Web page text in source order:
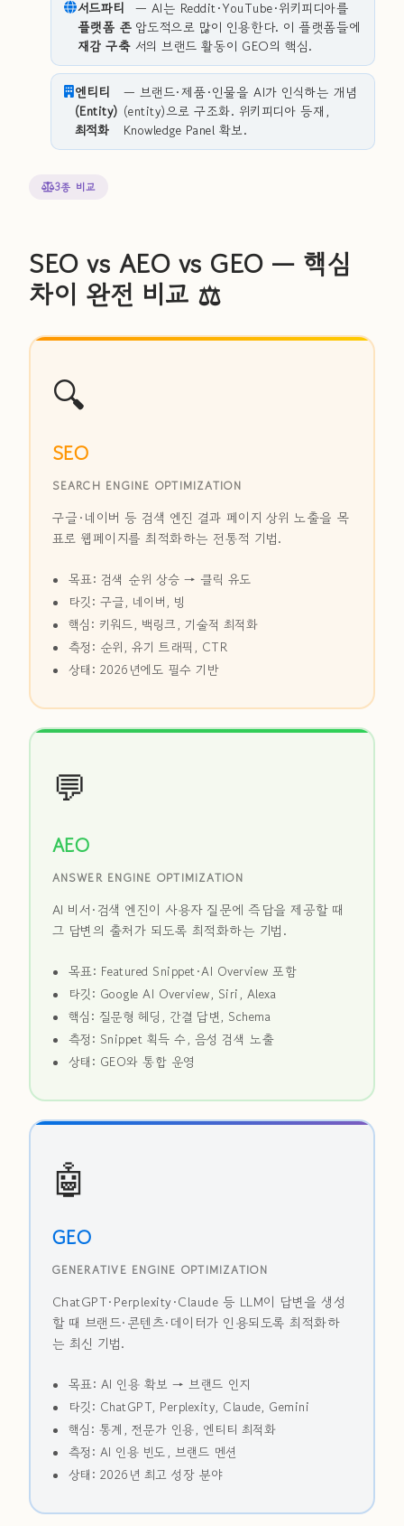
서드파티
플랫폼 존
재감 구축
— AI는 Reddit·YouTube·위키피디아를
압도적으로 많이 인용한다. 이 플랫폼들에
서의 브랜드 활동이 GEO의 핵심.
엔티티
(Entity)
최적화
— 브랜드·제품·인물을 AI가 인식하는 개념
(entity)으로 구조화. 위키피디아 등재,
Knowledge Panel 확보.
3종 비교
SEO vs AEO vs GEO — 핵심
차이 완전 비교 ⚖️
🔍
SEO
SEARCH ENGINE OPTIMIZATION
구글·네이버 등 검색 엔진 결과 페이지 상위 노출을 목
표로 웹페이지를 최적화하는 전통적 기법.
목표: 검색 순위 상승 → 클릭 유도
타깃: 구글, 네이버, 빙
핵심: 키워드, 백링크, 기술적 최적화
측정: 순위, 유기 트래픽, CTR
상태: 2026년에도 필수 기반
💬
AEO
ANSWER ENGINE OPTIMIZATION
AI 비서·검색 엔진이 사용자 질문에 즉답을 제공할 때
그 답변의 출처가 되도록 최적화하는 기법.
목표: Featured Snippet·AI Overview 포함
타깃: Google AI Overview, Siri, Alexa
핵심: 질문형 헤딩, 간결 답변, Schema
측정: Snippet 획득 수, 음성 검색 노출
상태: GEO와 통합 운영
🤖
GEO
GENERATIVE ENGINE OPTIMIZATION
ChatGPT·Perplexity·Claude 등 LLM이 답변을 생성
할 때 브랜드·콘텐츠·데이터가 인용되도록 최적화하
는 최신 기법.
목표: AI 인용 확보 → 브랜드 인지
타깃: ChatGPT, Perplexity, Claude, Gemini
핵심: 통계, 전문가 인용, 엔티티 최적화
측정: AI 인용 빈도, 브랜드 멘션
상태: 2026년 최고 성장 분야